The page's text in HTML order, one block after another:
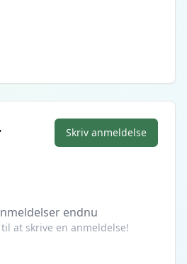
Skriv anmeldelse
endnu
at skrive en anmeldelse!